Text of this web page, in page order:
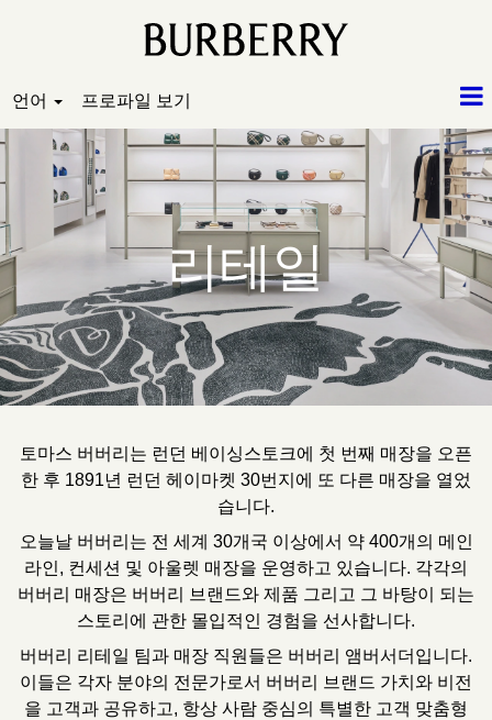
언어 프로파일 보기
리테일
토마스 버버리는 런던 베이싱스토크에 첫 번째 매장을 오픈
한 후 1891년 런던 헤이마켓 30번지에 또 다른 매장을 열었
습니다.
오늘날 버버리는 전 세계 30개국 이상에서 약 400개의 메인
라인, 컨세션 및 아울렛 매장을 운영하고 있습니다. 각각의
버버리 매장은 버버리 브랜드와 제품 그리고 그 바탕이 되는
스토리에 관한 몰입적인 경험을 선사합니다.
버버리 리테일 팀과 매장 직원들은 버버리 앰버서더입니다.
이들은 각자 분야의 전문가로서 버버리 브랜드 가치와 비전
을 고객과 공유하고, 항상 사람 중심의 특별한 고객 맞춤형